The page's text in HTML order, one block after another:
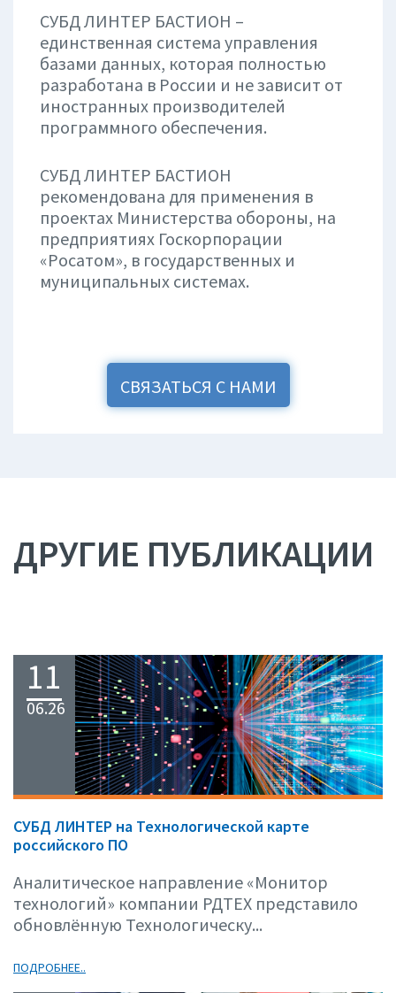
СУБД ЛИНТЕР БАСТИОН –
единственная система управления
базами данных, которая полностью
разработана в России и не зависит от
иностранных производителей
программного обеспечения.
СУБД ЛИНТЕР БАСТИОН
рекомендована для применения в
проектах Министерства обороны, на
предприятиях Госкорпорации
«Росатом», в государственных и
муниципальных системах.
СВЯЗАТЬСЯ С НАМИ
ДРУГИЕ ПУБЛИКАЦИИ
11
06.26
СУБД ЛИНТЕР на Технологической карте
российского ПО
Аналитическое направление «Монитор
технологий» компании РДТЕХ представило
обновлённую Технологическу...
ПОДРОБНЕЕ..